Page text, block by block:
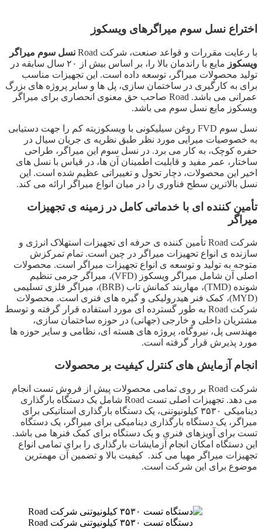
اختراع نسل سوم میراگرهای ویسکوز
با رعایت مقررات و قواعد صنعت، شرکت Road
نسل سوم میراگر
ویسکوز
مایع با راندمان بالا را، بر اساس بیش از ۲۰ سال سابقه در
تولید محصولات میراگر، توسعه داده است. این تجهیزات مناسب
برای به کارگیری در ساختمان سازی، پل ها و سایر پروژه های بزرگ
عمرانی می باشد. Road صاحب حق معنوی انحصاری برای میراگر
ویسکوز مایع نسل سوم می باشد.
نسل سوم FVD روغن سیلیکونی با ویسکوزیته کم را جهت دستیابی
به خصوصیات میرایی مورد نظر طبق نظریه ی جریان سیال در
حفره کوچک، به کار می برد. در نسل سوم این میراگر، طراحی
ساختار، عمر مفید و قابلیت اطمینان آن ها، در قیاس با نسل های
اخیر این محصولات، دچار تحول و تغییراتی عظیم شده است. این
نسل بالاترین سطح فناوری را در میان انواع میراگر ارائه می کند.
تأمین کننده ای با خدماتی کامل در زمینه ی تجهیزات
میراگر
شرکت Road تأمین کننده ی حرفه ای تجهیزات استهلاک انرژی و
سازنده ی انواع تحهیزات میراگر در چین است. تمام تمرکزش
متوجه به تولید و توسعه ی انواع تجهیزات میراگر است. محصولات
اصلی آن شامل میراگر ویسکوز (VFD)، میراگر جرمی تنظیم
شونده (TMD)، مهاربند کمانش تاب (BRB)، میراگر فلزی تسلیمی
(MYD)، کمک فنر هیدرولیکی و گیره های فنری است. محصولات
شرکت Road به طور گسترده ای مورد استفاده قرار گرفته و توسط
مشتریان داخلی و خارجی (جهانی) در حوزه ساختمان سازی،
مهندسی پل، نیروگاه، پروژه های هسته ای، نظامی و سایر حوزه ها
مورد پذیرش قرار گرفته است.
انجام آزمایش های کنترل کیفیت بر محصولات
شرکت Road بر روی تمامی محصولات پیش از فروش تست انجام
می دهد. تجهیزات اصلی تست Road شامل یک دستگاه بارگذاری
دینامیکی ۳۵۳۰ کیلونیوتنی، یک دستگاه بارگذاری استاتیکی برای
میراگر، یک دستگاه بارگذاری دینامیکی برای میراگر، یک دستگاه
تست برای آویزهای فنری و یک دستگاه برای کمک فنرها می باشد.
این دستگاه امکان انجام آزمایشات بارگذاری را برای تمامی انواع
تجهیزات میراگر مهیا می کند. کیفیت بالا و تضمین آن مهمترین
موضوع برای این شرکت است.
دستگاه تست ۳۵۳۰ کیلونیوتنی شرکت Road